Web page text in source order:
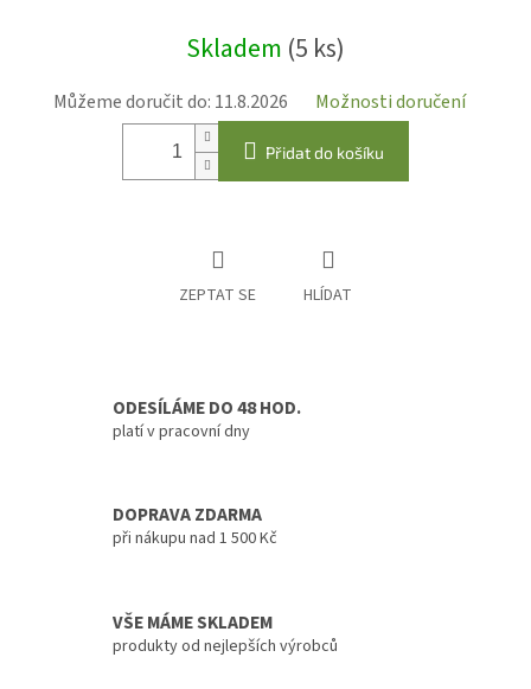
cena:
Skladem (5 ks)
Můžeme doručit do: 11.8.2026 Možnosti doručení
Přidat do košíku
ZEPTAT SE HLÍDAT
ODESÍLÁME DO 48 HOD.
platí v pracovní dny
DOPRAVA ZDARMA
při nákupu nad 1 500 Kč
VŠE MÁME SKLADEM
produkty od nejlepších výrobců